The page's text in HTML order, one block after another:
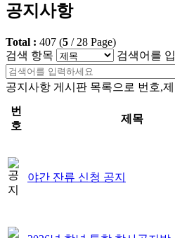
공지사항
Total : 407 (5 / 28 Page)
검색 항목
검색어를
공지사항 게시판 목록으로 번호,
번
호
제목
야간 잔류 신청 공지